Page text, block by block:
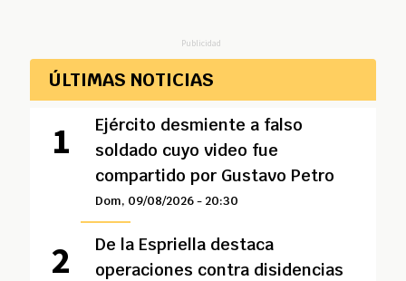
Publicidad
ÚLTIMAS NOTICIAS
Ejército desmiente a falso
soldado cuyo video fue
compartido por Gustavo Petro
Dom, 09/08/2026 - 20:30
De la Espriella destaca
operaciones contra disidencias